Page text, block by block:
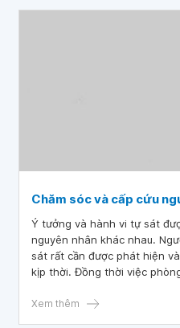
Chăm sóc và cấp cứu
Ý tưởng và hành vi tự sát
nguyên nhân khác nhau.
sát rất cần được phát hiện
kịp thời. Đồng thời việc
Xem thêm